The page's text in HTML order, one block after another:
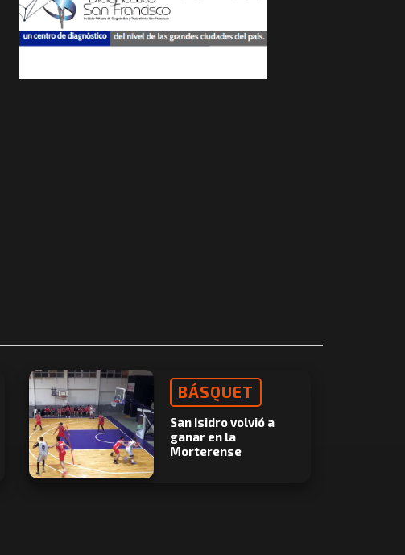
BÁSQUET
San Isidro volvió a
ganar en la
Morterense